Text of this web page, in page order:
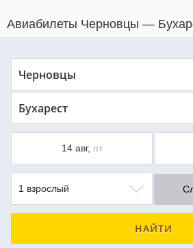
Авиабилеты Черновцы —
14 авг, пт
1 взрослый
НАЙТИ